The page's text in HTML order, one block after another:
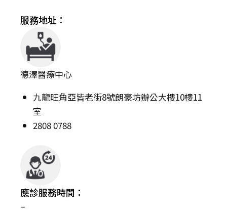
服務地址：
德澤醫療中心
九龍旺角亞皆老街8號朗豪坊辦公大樓10樓11
室
2808 0788
應診服務時間：
–